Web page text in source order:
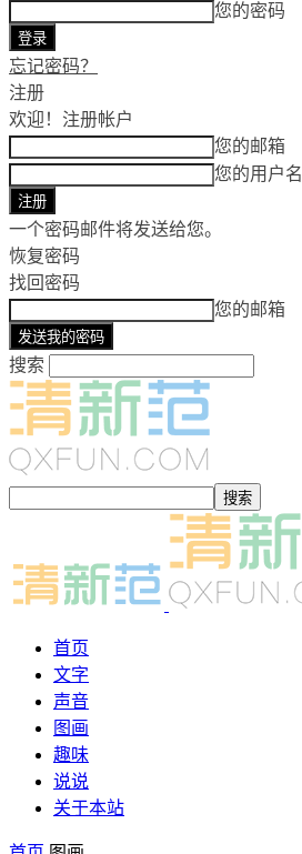
您的密码
忘记密码？
注册
欢迎！ 注册帐户
您的邮箱
您的用户名
一个密码邮件将发送给您。
恢复密码
找回密码
您的邮箱
搜索
首页
文字
声音
图画
趣味
说说
关于本站